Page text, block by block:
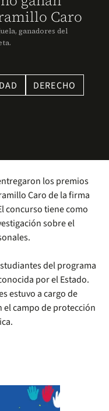
Caro
ganadores del
DERECHO
los premios
Caro de la firma
concurso tiene como
sobre el
del programa
por el Estado.
estuvo a cargo de
el campo de protección